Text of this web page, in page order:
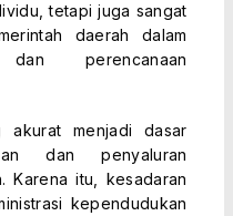
tetapi juga sangat
daerah dalam
perencanaan
akurat menjadi dasar
dan penyaluran
Karena itu, kesadaran
kependudukan